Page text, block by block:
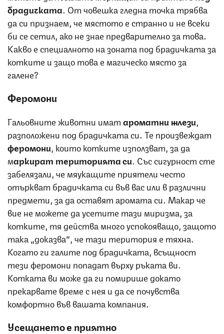
брадичката. От човешка гледна точка трябва
да си признаем, че мястото е странно и не всеки
би се сетил, ако не знае предварително за това.
Какво е специалното на зоната под брадичката за
котките и защо това е магическо място за
галене?
Феромони
Гальовните животни иматароматни жлези
разположени под брадичката си. Те произвеждат
феромони , които котките използват, за да
маркират територията си. Със сигурност сте
забелязали, че мяукащите приятели често
отъркват брадичката си във вас или в различни
предмети, за да оставят аромата си. Макар че
вие не можете да усетите тази миризма, за
котките, тя действа много успокояващо, защото
така „доказва“, че тази територия е тяхна.
Когато ги галите под брадичката, всъщност
тези феромони попадат върху ръката ви.
Котката ви може да ги помирише докато
прекарвате време с нея и да се почувства
комфортно във вашата компания.
Усещането е приятно